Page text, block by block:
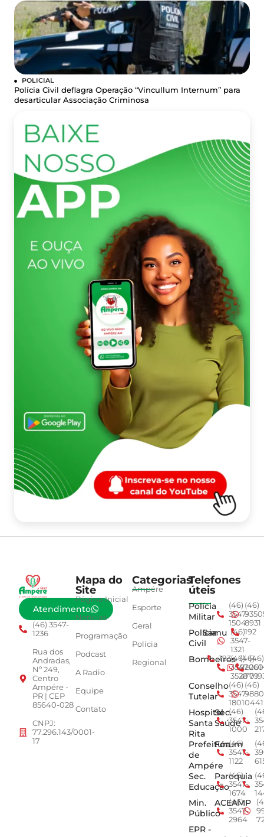
POLICIAL
Polícia Civil deflagra Operação “Vincullum Internum” para
desarticular Associação Criminosa
Atendimento
(46) 3547-
1236
Rua dos
Andradas,
Nº 249,
Centro
Ampére -
PR | CEP
85640-028
CNPJ:
77.296.143/0001-
17
Mapa do
Site
Página Inicial
Notícias
Programação
Podcast
A Radio
Equipe
Contato
Categorias
Ampére
Esporte
Geral
Polícia
Regional
Telefones
úteis
Polícia
Militar
(46)
3547-
1504
(46)
8931
Polícia
Civil
Samu (46)
3547-
1321
192
Bombeiros
193(46)
3547-
3528
(46)
4779
(46)
Conselho
Tutelar
(46)
3547-
1801
(46)
0441
Hospital
Santa
Rita
Sec.
Saúde
(46)
3547-
1000
Prefeitura
de
Ampére
Fórum
(46)
3547-
1122
Sec.
Educação
Paroquia
(46)
3547-
1674
Min.
Público
ACEAMP
(46)
3547-
2964
EPR -